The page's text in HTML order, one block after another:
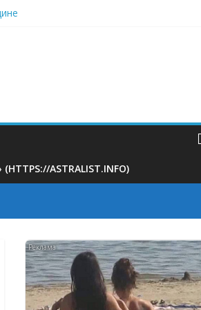
ASTRALIST.INFO)